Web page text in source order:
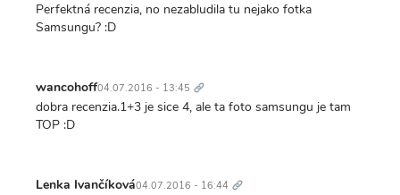
Perfektná recenzia, no nezabludila tu nejako fotka
Samsungu? :D
wancohoff04.07.2016 - 13:45 odkaz
dobra recenzia.1+3 je sice 4, ale ta foto samsungu je tam
TOP :D
Lenka Ivančíková04.07.2016 - 16:44 odkaz